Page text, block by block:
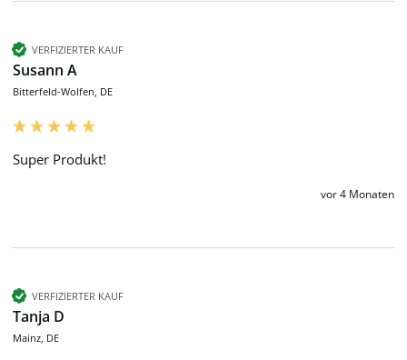
VERFIZIERTER KAUF
Susann A
Bitterfeld-Wolfen, DE
Super Produkt!
vor 4 Monaten
VERFIZIERTER KAUF
Tanja D
Mainz, DE